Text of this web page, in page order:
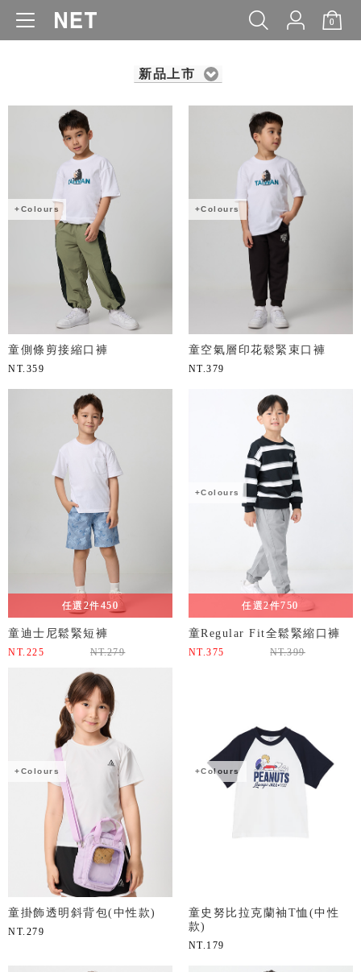
0
WOMEN MEN KIDS BABY
新品上市
+Colours
童側條剪接縮口褲
NT. 359
+Colours
童空氣層印花鬆緊束口褲
NT.379
任選2件450
童迪士尼鬆緊短褲
NT. 225 NT.279
+Colours
任選2件750
童Regular Fit全鬆緊縮口褲
NT.375 NT.399
+Colours
童掛飾透明斜背包(中性款)
NT. 279
+Colours
童史努比拉克蘭袖T恤(中性
款)
NT. 179